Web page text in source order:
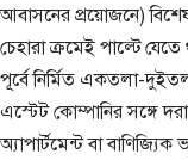
আবাসনের প্রয়োজনে)
চেহারা ক্রমেই পাল্টে
পূর্বে নির্মিত একতলা-
এস্টেট কোম্পানির সঙ্গে
অ্যাপার্টমেন্ট বা